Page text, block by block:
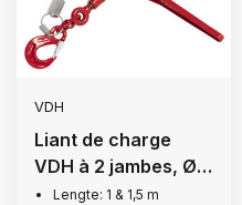
VDH
Liant de charge
VDH à 2 jambes, Ø
13 mm
Lengte: 1 & 1,5 m